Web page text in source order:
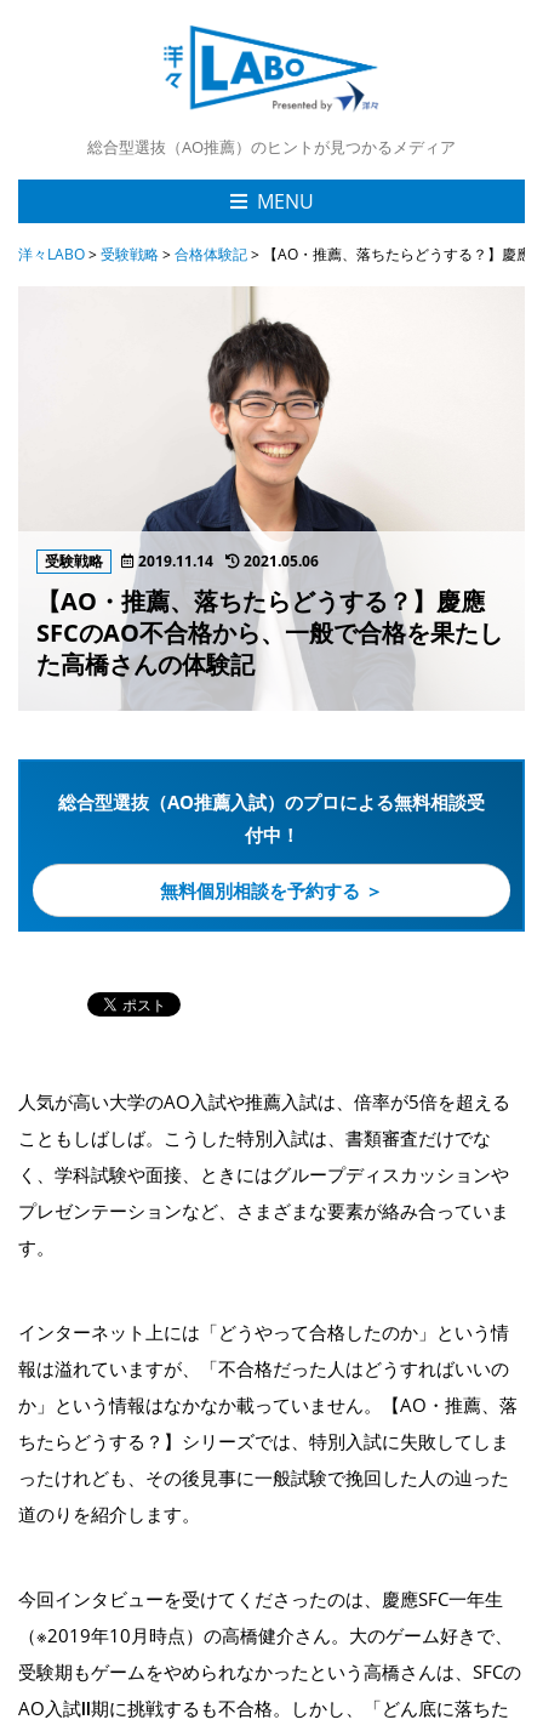
総合型選抜（AO推薦）のヒントが見つかるメディア
MENU
洋々LABO>受験戦略>合格体験記> 【AO・推薦、落ちたらどうする？】慶
受験戦略 2019.11.14 2021.05.06
【AO・推薦、落ちたらどうする？】慶應
SFCのAO不合格から、一般で合格を果たし
た高橋さんの体験記
総合型選抜（AO推薦入試）のプロによる無料相談受
付中！
無料個別相談を予約する ＞
人気が高い大学のAO入試や推薦入試は、倍率が5倍を超える
こともしばしば。こうした特別入試は、書類審査だけでな
く、学科試験や面接、ときにはグループディスカッションや
プレゼンテーションなど、さまざまな要素が絡み合っていま
す。
インターネット上には「どうやって合格したのか」という情
報は溢れていますが、「不合格だった人はどうすればいいの
か」という情報はなかなか載っていません。【AO・推薦、落
ちたらどうする？】シリーズでは、特別入試に失敗してしま
ったけれども、その後見事に一般試験で挽回した人の辿った
道のりを紹介します。
今回インタビューを受けてくださったのは、慶應SFC一年生
（※2019年10月時点）の高橋健介さん。大のゲーム好きで、
受験期もゲームをやめられなかったという高橋さんは、SFCの
AO入試Ⅱ期に挑戦するも不合格。しかし、「どん底に落ちた